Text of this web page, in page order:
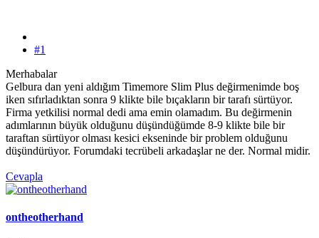
#1
Merhabalar
Gelbura dan yeni aldığım Timemore Slim Plus değirmenimde boş
iken sıfırladıktan sonra 9 klikte bile bıçakların bir tarafı sürtüyor.
Firma yetkilisi normal dedi ama emin olamadım. Bu değirmenin
adımlarının büyük olduğunu düşündüğümde 8-9 klikte bile bir
taraftan sürtüyor olması kesici ekseninde bir problem olduğunu
düşündürüyor. Forumdaki tecrübeli arkadaşlar ne der. Normal midir.
Cevapla
ontheotherhand